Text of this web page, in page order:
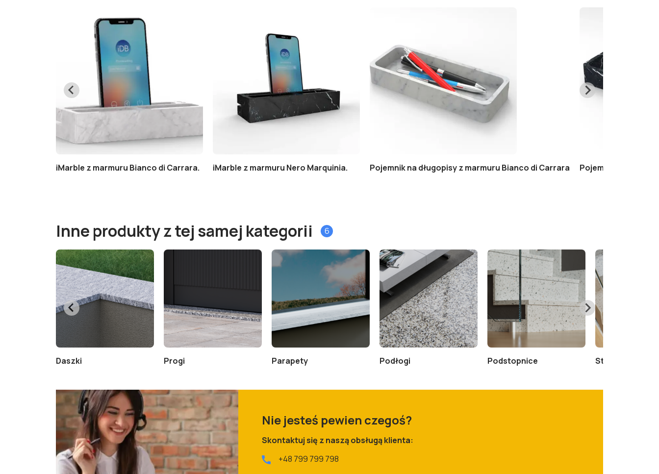
iMarble z marmuru Bianco di Carrara. iMarble z marmuru Nero Marquinia. Pojemnik na długopisy z marmuru Bianco di Carrara Pojemnik na
Inne produkty z tej samej kategorii 6
Daszki Progi Parapety Podłogi Podstopnice Stopnice
Nie jesteś pewien czegoś?
Skontaktuj się z naszą obsługą klienta:
+48 799 799 798